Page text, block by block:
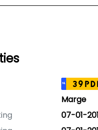
NL
Marge
07-01-